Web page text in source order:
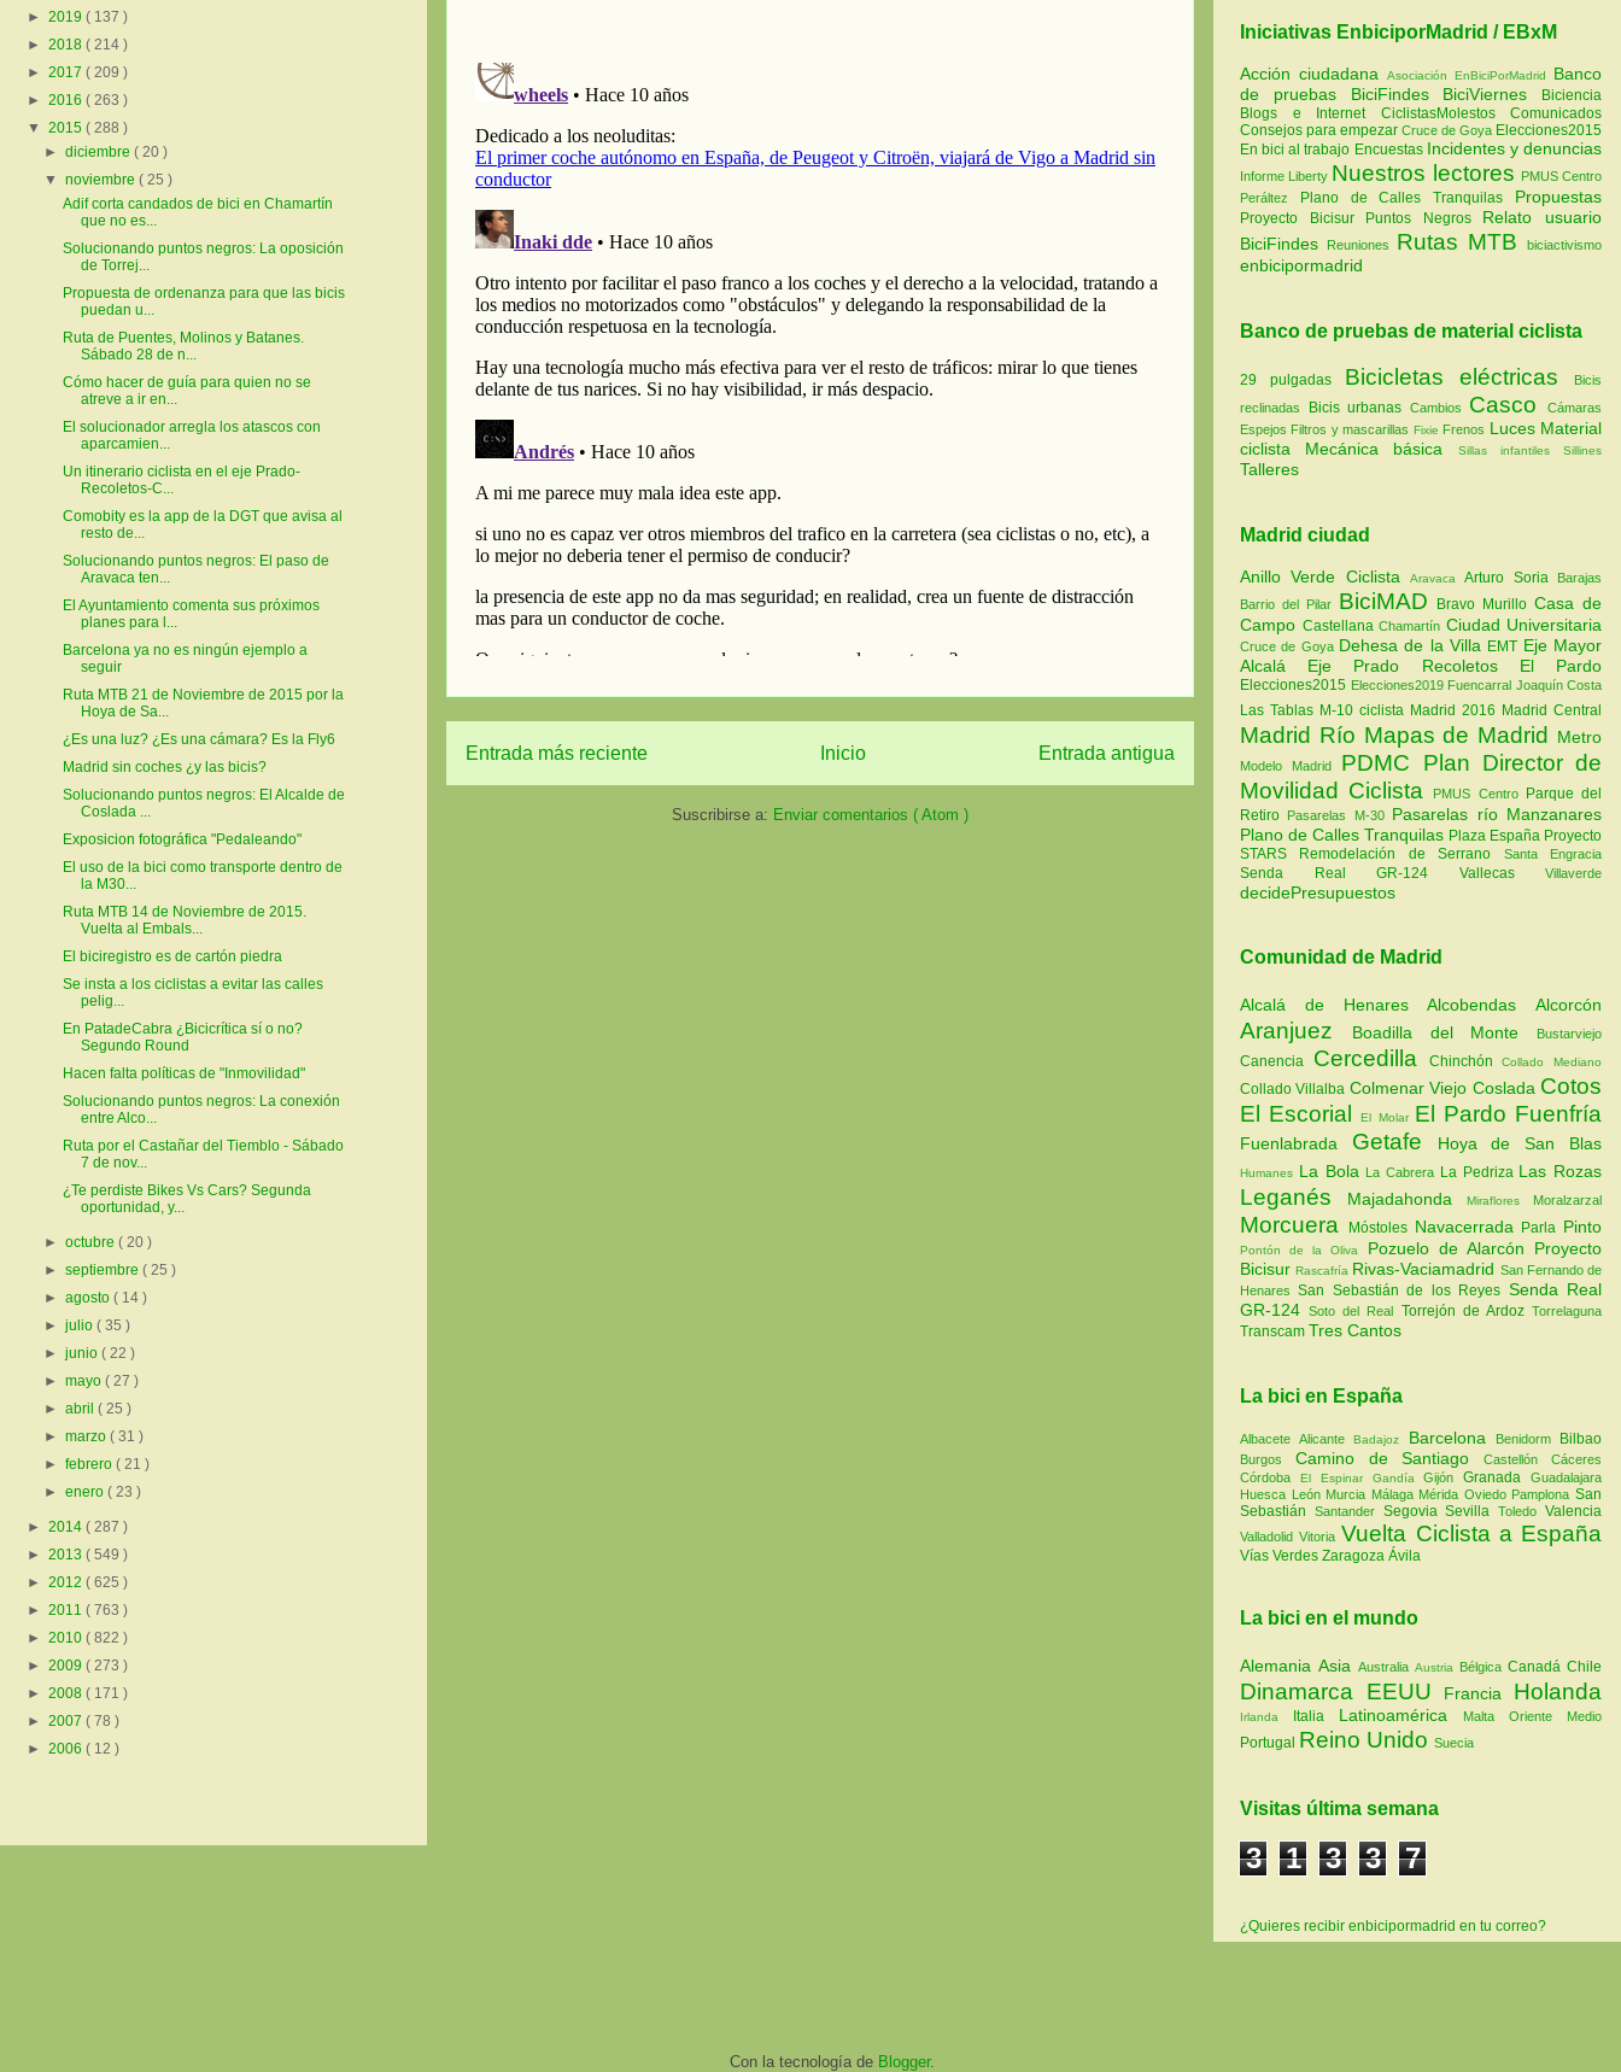
Entrada más reciente Entrada antigua
Inicio
Suscribirse a: Enviar comentarios ( Atom )
► 2019 ( 137 )
► 2018 ( 214 )
► 2017 ( 209 )
► 2016 ( 263 )
▼ 2015 ( 288 )
►diciembre( 20 )
▼noviembre( 25 )
Adif corta candados de bici en Chamartín
que no es...
Solucionando puntos negros: La oposición
de Torrej...
Propuesta de ordenanza para que las bicis
puedan u...
Ruta de Puentes, Molinos y Batanes.
Sábado 28 de n...
Cómo hacer de guía para quien no se
atreve a ir en...
El solucionador arregla los atascos con
aparcamien...
Un itinerario ciclista en el eje Prado-
Recoletos-C...
Comobity es la app de la DGT que avisa al
resto de...
Solucionando puntos negros: El paso de
Aravaca ten...
El Ayuntamiento comenta sus próximos
planes para l...
Barcelona ya no es ningún ejemplo a
seguir
Ruta MTB 21 de Noviembre de 2015 por la
Hoya de Sa...
¿Es una luz? ¿Es una cámara? Es la Fly6
Madrid sin coches ¿y las bicis?
Solucionando puntos negros: El Alcalde de
Coslada ...
Exposicion fotográfica "Pedaleando"
El uso de la bici como transporte dentro de
la M30...
Ruta MTB 14 de Noviembre de 2015.
Vuelta al Embals...
El biciregistro es de cartón piedra
Se insta a los ciclistas a evitar las calles
pelig...
En PatadeCabra ¿Bicicrítica sí o no?
Segundo Round
Hacen falta políticas de "Inmovilidad"
Solucionando puntos negros: La conexión
entre Alco...
Ruta por el Castañar del Tiemblo - Sábado
7 de nov...
¿Te perdiste Bikes Vs Cars? Segunda
oportunidad, y...
►octubre( 20 )
►septiembre( 25 )
►agosto( 14 )
►julio( 35 )
►junio( 22 )
►mayo( 27 )
►abril( 25 )
►marzo( 31 )
►febrero( 21 )
►enero( 23 )
► 2014 ( 287 )
► 2013 ( 549 )
► 2012 ( 625 )
► 2011 ( 763 )
► 2010 ( 822 )
► 2009 ( 273 )
► 2008 ( 171 )
► 2007 ( 78 )
► 2006 ( 12 )
Iniciativas EnbiciporMadrid / EBxM
Acción ciudadana Asociación EnBiciPorMadrid
Banco
de pruebas
BiciFindes BiciViernes
Biciencia
Blogs e Internet
CiclistasMolestos
Comunicados
Consejos para empezar Cruce de Goya Elecciones2015
En bici al trabajo Encuestas Incidentes y denuncias
Informe Liberty Nuestros lectores
PMUS Centro
Peráltez
Plano de Calles Tranquilas Propuestas
Proyecto Bicisur Puntos Negros
Relato usuario
BiciFindes
Reuniones Rutas MTB biciactivismo
enbicipormadrid
Banco de pruebas de material ciclista
29 pulgadas Bicicletas eléctricas
Bicis
reclinadas
Bicis urbanas Cambios Casco
Cámaras
Espejos Filtros y mascarillas Fixie Frenos Luces Material
ciclista
Mecánica básica Sillas infantiles Sillines
Talleres
Madrid ciudad
Anillo Verde Ciclista AravacaArturo Soria
Barajas
Barrio del Pilar BiciMAD Bravo MurilloCasa de
Campo Castellana Chamartín Ciudad Universitaria
Cruce de Goya Dehesa de la Villa EMT Eje Mayor
Alcalá Eje Prado Recoletos El Pardo
Elecciones2015 Elecciones2019 Fuencarral Joaquín Costa
Las Tablas M-10 ciclista Madrid 2016 Madrid Central
Madrid Río Mapas de Madrid Metro
Modelo Madrid PDMC Plan Director de
Movilidad Ciclista
PMUS Centro Parque del
Retiro Pasarelas M-30 Pasarelas río Manzanares
Plano de Calles Tranquilas Plaza España Proyecto
STARS Remodelación de Serrano Santa Engracia
Senda Real GR-124 Vallecas Villaverde
decidePresupuestos
Comunidad de Madrid
Alcalá de HenaresAlcobendas Alcorcón
Aranjuez Boadilla del Monte Bustarviejo
Canencia Cercedilla ChinchónCollado Mediano
Collado Villalba Colmenar Viejo Coslada Cotos
El EscorialEl Molar El Pardo Fuenfría
Fuenlabrada Getafe Hoya de San Blas
Humanes La Bola La Cabrera La Pedriza Las Rozas
Leganés Majadahonda Miraflores Moralzarzal
Morcuera Móstoles Navacerrada Parla Pinto
Pontón de la Oliva Pozuelo de Alarcón Proyecto
BicisurRascafría Rivas-Vaciamadrid San Fernando de
HenaresSan Sebastián de los Reyes Senda Real
GR-124Soto del Real Torrejón de ArdozTorrelaguna
Transcam Tres Cantos
La bici en España
AlbaceteAlicanteBadajoz Barcelona Benidorm Bilbao
Burgos Camino de SantiagoCastellónCáceres
Córdoba El Espinar GandíaGijónGranadaGuadalajara
Huesca León Murcia Málaga Mérida Oviedo PamplonaSan
Sebastián Santander SegoviaSevillaToledoValencia
ValladolidVitoria Vuelta Ciclista a España
Vías Verdes Zaragoza Ávila
La bici en el mundo
Alemania Asia Australia Austria Bélgica Canadá Chile
Dinamarca EEUU Francia Holanda
Irlanda Italia Latinoamérica Malta Oriente Medio
Portugal Reino Unido Suecia
Visitas última semana
3 1 3 3 7
¿Quieres recibir enbicipormadrid en tu correo?
Con la tecnología de Blogger.